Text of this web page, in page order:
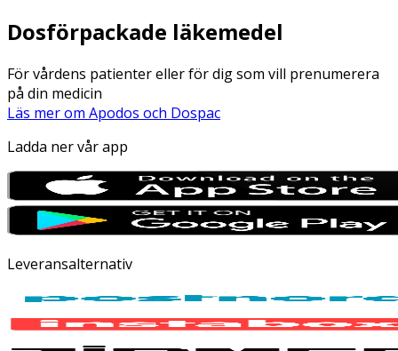
Dosförpackade läkemedel
För vårdens patienter eller för dig som vill prenumerera
på din medicin
Läs mer om Apodos och Dospac
Ladda ner vår app
Leveransalternativ